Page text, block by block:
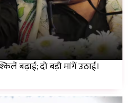
बढ़ाईं; दो बड़ी मांगें उठाईं।